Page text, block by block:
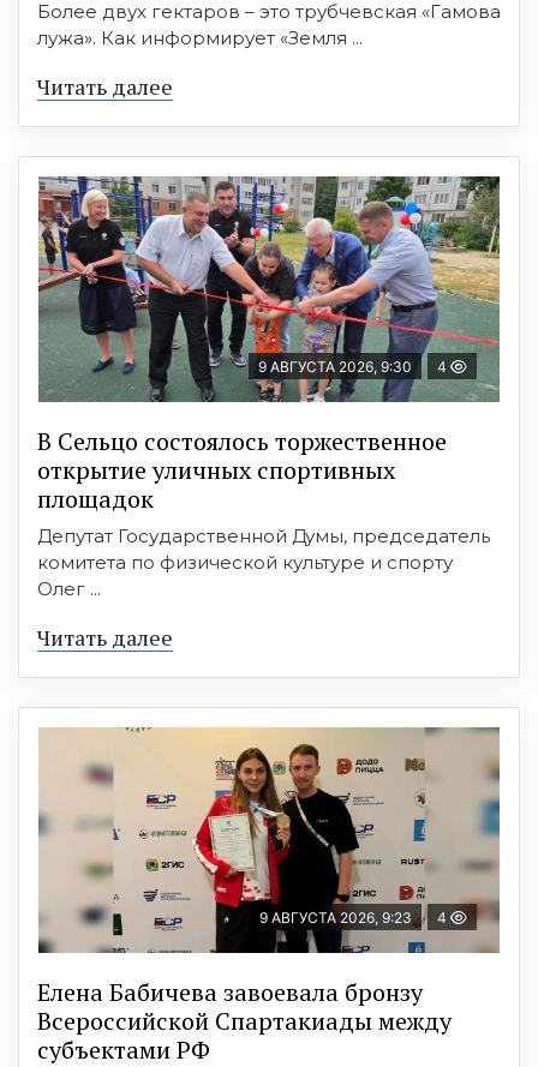
Более двух гектаров – это трубчевская «Гамова
лужа». Как информирует «Земля ...
Читать далее
9 АВГУСТА 2026, 9:30 4
В Сельцо состоялось торжественное
открытие уличных спортивных
площадок
Депутат Государственной Думы, председатель
комитета по физической культуре и спорту
Олег ...
Читать далее
9 АВГУСТА 2026, 9:23 4
Елена Бабичева завоевала бронзу
Всероссийской Спартакиады между
субъектами РФ